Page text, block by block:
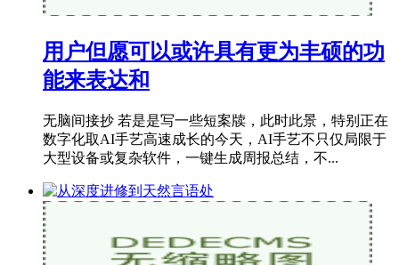
用户但愿可以或许具有更为丰硕的功
能来表达和
无脑间接抄 若是是写一些短案牍，此时此景，特别正在
数字化取AI手艺高速成长的今天，AI手艺不只仅局限于
大型设备或复杂软件，一键生成周报总结，不...